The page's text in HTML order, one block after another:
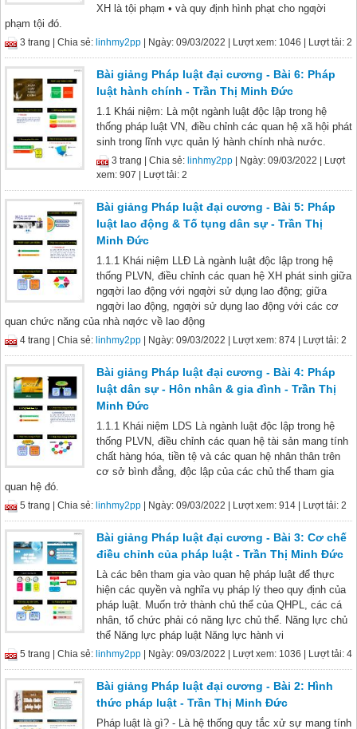
XH là tội phạm • và quy định hình phạt cho ngƣời
phạm tội đó.
3 trang | Chia sẻ: linhmy2pp | Ngày: 09/03/2022 | Lượt xem: 1046 | Lượt tải: 2
Bài giảng Pháp luật đại cương - Bài 6: Pháp
luật hành chính - Trần Thị Minh Đức
1.1 Khái niệm: Là một ngành luật độc lập trong hệ
thống pháp luật VN, điều chỉnh các quan hệ xã hội phát
sinh trong lĩnh vực quản lý hành chính nhà nước.
3 trang | Chia sẻ: linhmy2pp | Ngày: 09/03/2022 | Lượt
xem: 907 | Lượt tải: 2
Bài giảng Pháp luật đại cương - Bài 5: Pháp
luật lao động & Tố tụng dân sự - Trần Thị
Minh Đức
1.1.1 Khái niệm LLĐ Là ngành luật độc lập trong hệ
thống PLVN, điều chỉnh các quan hệ XH phát sinh giữa
ngƣời lao động với ngƣời sử dụng lao động; giữa
ngƣời lao động, ngƣời sử dụng lao động với các cơ
quan chức năng của nhà nƣớc về lao động
4 trang | Chia sẻ: linhmy2pp | Ngày: 09/03/2022 | Lượt xem: 874 | Lượt tải: 2
Bài giảng Pháp luật đại cương - Bài 4: Pháp
luật dân sự - Hôn nhân & gia đình - Trần Thị
Minh Đức
1.1.1 Khái niệm LDS Là ngành luật độc lập trong hệ
thống PLVN, điều chỉnh các quan hệ tài sản mang tính
chất hàng hóa, tiền tệ và các quan hệ nhân thân trên
cơ sở bình đẳng, độc lập của các chủ thể tham gia
quan hệ đó.
5 trang | Chia sẻ: linhmy2pp | Ngày: 09/03/2022 | Lượt xem: 914 | Lượt tải: 2
Bài giảng Pháp luật đại cương - Bài 3: Cơ chế
điều chỉnh của pháp luật - Trần Thị Minh Đức
Là các bên tham gia vào quan hệ pháp luật để thực
hiện các quyền và nghĩa vụ pháp lý theo quy định của
pháp luật. Muốn trở thành chủ thể của QHPL, các cá
nhân, tổ chức phải có năng lực chủ thể. Năng lực chủ
thể Năng lực pháp luật Năng lực hành vi
5 trang | Chia sẻ: linhmy2pp | Ngày: 09/03/2022 | Lượt xem: 1036 | Lượt tải: 4
Bài giảng Pháp luật đại cương - Bài 2: Hình
thức pháp luật - Trần Thị Minh Đức
Pháp luật là gì? - Là hệ thống quy tắc xử sự mang tính